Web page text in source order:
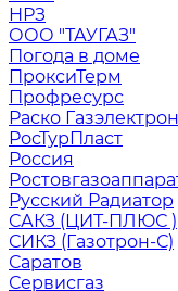
НРЗ
ООО "ТАУГАЗ"
Погода в доме
ПроксиТерм
Профресурс
Раско
РосТурПласт
Россия
Русский Радиатор
САКЗ (ЦИТ-ПЛЮС )
СИКЗ (Газотрон-С)
Саратов
Сервисгаз